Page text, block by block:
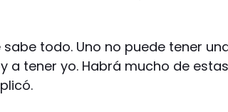
sabe todo. Uno no puede tener
a tener yo. Habrá mucho de